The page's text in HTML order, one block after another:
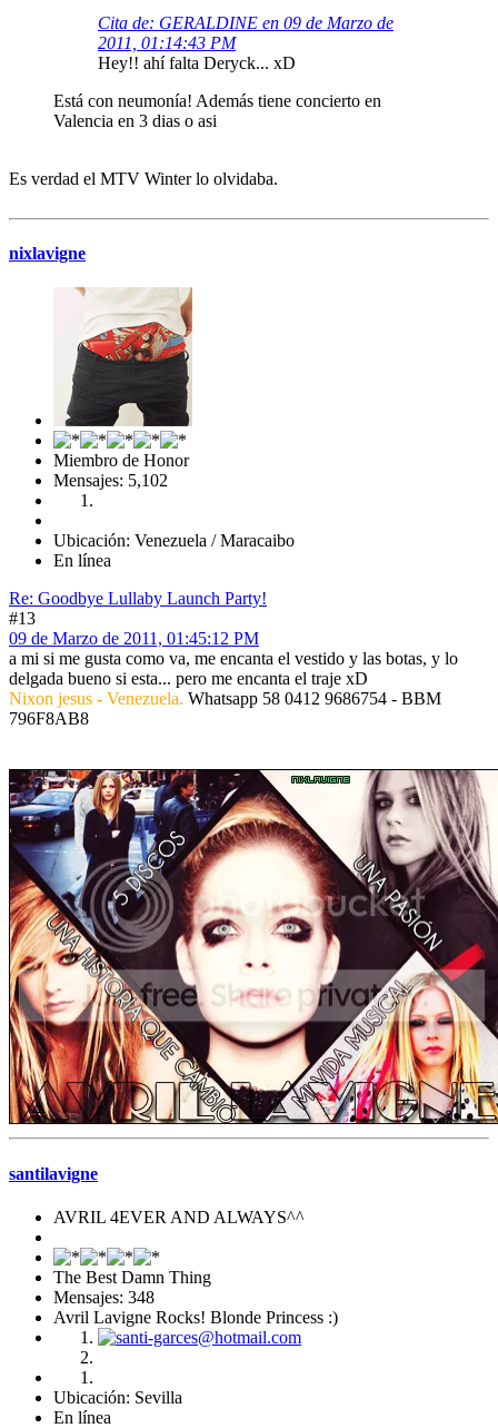
Cita de: GERALDINE en 09 de Marzo de
2011, 01:14:43 PM
Hey!! ahí falta Deryck... xD
Está con neumonía! Además tiene concierto en
Valencia en 3 dias o asi
Es verdad el MTV Winter lo olvidaba.
nixlavigne
Miembro de Honor
Mensajes: 5,102
Ubicación: Venezuela / Maracaibo
En línea
Re: Goodbye Lullaby Launch Party!
#13
09 de Marzo de 2011, 01:45:12 PM
a mi si me gusta como va, me encanta el vestido y las botas, y lo
delgada bueno si esta... pero me encanta el traje xD
Nixon jesus - Venezuela. Whatsapp 58 0412 9686754 - BBM
796F8AB8
santilavigne
AVRIL 4EVER AND ALWAYS^^
The Best Damn Thing
Mensajes: 348
Avril Lavigne Rocks! Blonde Princess :)
Ubicación: Sevilla
En línea